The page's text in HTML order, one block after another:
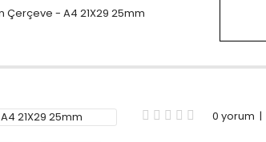
Çerçeve - A4 21X29 25mm
0 yorum |